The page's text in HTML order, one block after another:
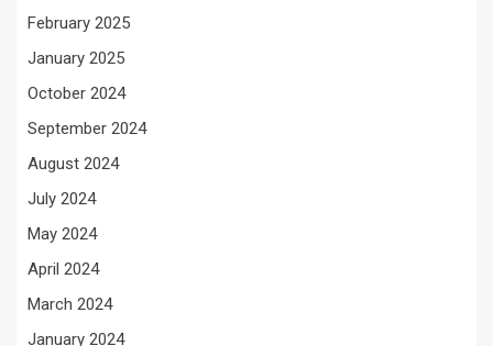
February 2025
January 2025
October 2024
September 2024
August 2024
July 2024
May 2024
April 2024
March 2024
January 2024